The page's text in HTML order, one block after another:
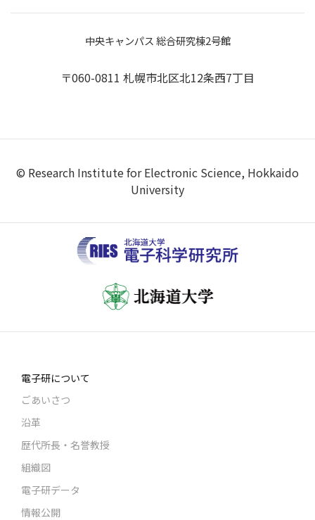
中央キャンパス 総合研究棟2号館
〒060-0811 札幌市北区北12条西7丁目
© Research Institute for Electronic Science, Hokkaido
University
電子研について
ごあいさつ
沿革
歴代所長・名誉教授
組織図
電子研データ
情報公開